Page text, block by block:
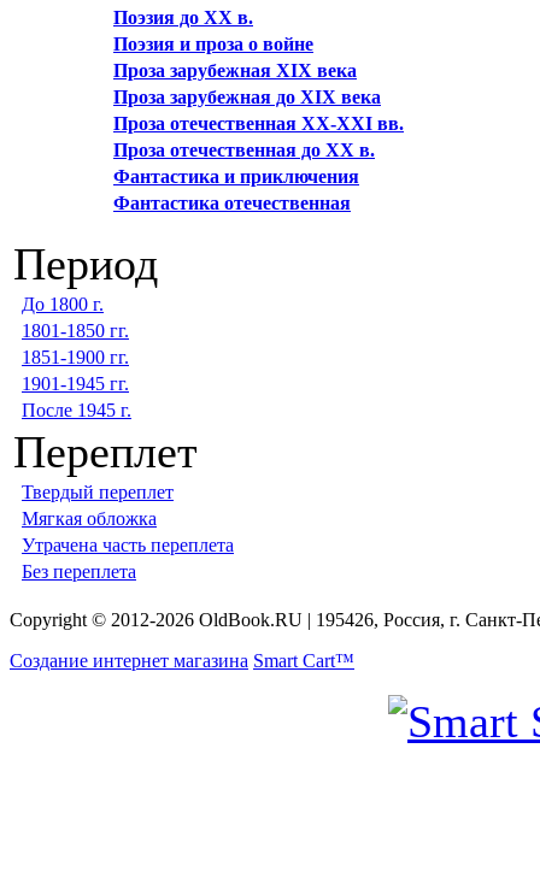
Поэзия до XX в.
Поэзия и проза о войне
Проза зарубежная XIX века
Проза зарубежная до XIX века
Проза отечественная XX-XXI вв.
Проза отечественная до XX в.
Фантастика и приключения
Фантастика отечественная
Период
До 1800 г.
1801-1850 гг.
1851-1900 гг.
1901-1945 гг.
После 1945 г.
Переплет
Твердый переплет
Мягкая обложка
Утрачена часть переплета
Без переплета
Copyright © 2012-2026 OldBook.RU | 195426, Россия, г. Санкт-
Создание интернет магазина Smart Cart™